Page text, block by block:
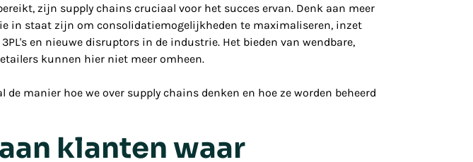
zijn supply chains cruciaal voor het succes ervan. Denk aan meer
in staat zijn om consolidatiemogelijkheden te maximaliseren, inzet
en nieuwe disruptors in de industrie. Het bieden van wendbare,
kunnen hier niet meer omheen.
manier hoe we over supply chains denken en hoe ze worden beheerd
klanten waar